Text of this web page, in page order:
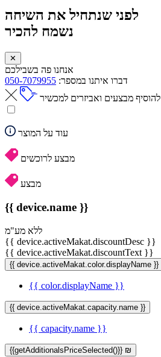
לפני שנתחיל את השיחה
נשמח להכיר
✕
אנחנו פה בשבילכם
דברו איתנו במספר: 050-7079955
להוסיף מבצעים ואביזרים למכשיר
עוד על המוצר
מבצע לרוכשים
מבצע
{{ device.name }}
ללא מע"מ
{{ device.activeMakat.discountDesc }}
{{ device.activeMakat.discountText }}
{{ device.activeMakat.color.displayName }}
{{ color.displayName }}
{{ device.activeMakat.capacity.name }}
{{ capacity.name }}
{{getAdditionalsPriceSelected()}} ₪